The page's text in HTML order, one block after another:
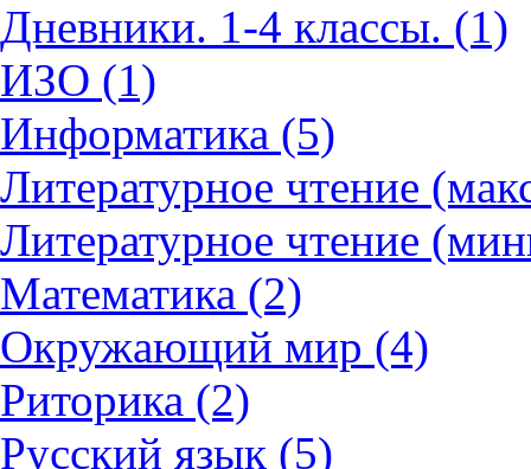
Дневники. 1-4 классы. (1)
ИЗО (1)
Информатика (5)
Литературное чтение
Литературное чтение
Математика (2)
Окружающий мир (4)
Риторика (2)
Русский язык (5)